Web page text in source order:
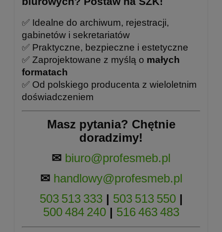
✅ Idealne do archiwum, rejestracji,
gabinetów i sekretariatów
✅ Praktyczne, bezpieczne i estetyczne
✅ Zaprojektowane z myślą o małych
formatach
✅ Od polskiego producenta z wieloletnim
doświadczeniem
Masz pytania? Chętnie
doradzimy!
✉ biuro@profesmeb.pl
✉ handlowy@profesmeb.pl
503 513 333 | 503 513 550 |
500 484 240 | 516 463 483